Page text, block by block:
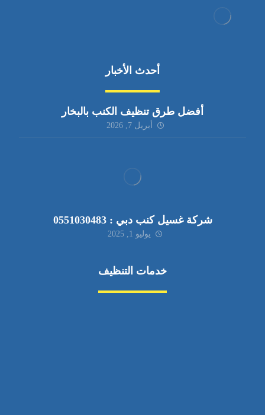
أحدث الأخبار
أفضل طرق تنظيف الكنب بالبخار
أبريل 7, 2026
شركة غسيل كنب دبي : 0551030483
يوليو 1, 2025
خدمات التنظيف